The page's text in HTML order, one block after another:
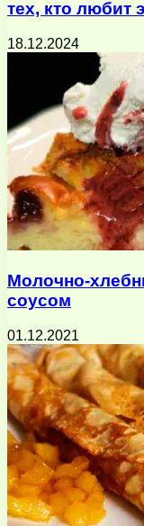
тех, кто любит
18.12.2024
Молочно-
соусом
01.12.2021